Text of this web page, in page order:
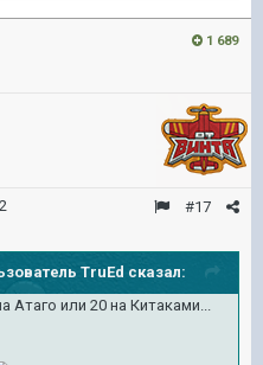
1 689
#17
TruEd сказал:
Атаго или 20 на Китаками...